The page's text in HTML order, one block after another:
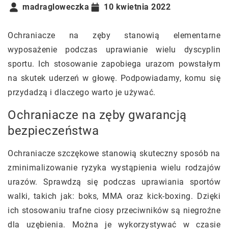
madragloweczka
10 kwietnia 2022
Ochraniacze na zęby stanowią elementarne
wyposażenie podczas uprawianie wielu dyscyplin
sportu. Ich stosowanie zapobiega urazom powstałym
na skutek uderzeń w głowę. Podpowiadamy, komu się
przydadzą i dlaczego warto je używać.
Ochraniacze na zęby gwarancją
bezpieczeństwa
Ochraniacze szczękowe stanowią skuteczny sposób na
zminimalizowanie ryzyka wystąpienia wielu rodzajów
urazów. Sprawdzą się podczas uprawiania sportów
walki, takich jak: boks, MMA oraz kick-boxing. Dzięki
ich stosowaniu trafne ciosy przeciwników są niegroźne
dla uzębienia. Można je wykorzystywać w czasie